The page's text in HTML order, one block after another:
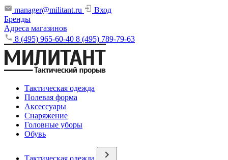
manager@militant.ru
Вход
Бренды
Адреса магазинов
8 (495) 965-60-40 8 (495) 789-79-63
Тактическая одежда
Полевая форма
Аксессуары
Снаряжение
Головные уборы
Обувь
Тактическая одежда